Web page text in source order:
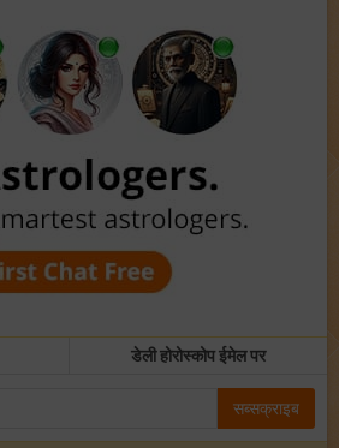
डेली होरोस्कोप ईमेल पर
सब्सक्राइब